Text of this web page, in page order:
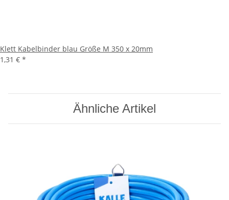
Klett Kabelbinder blau Größe M 350 x 20mm
1,31 € *
Ähnliche Artikel